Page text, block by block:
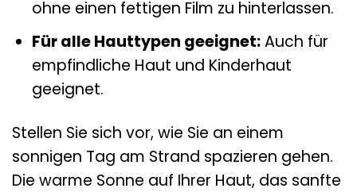
ohne einen fettigen Film zu hinterlassen.
Für alle Hauttypen geeignet:Auch für
empfindliche Haut und Kinderhaut
geeignet.
Stellen Sie sich vor, wie Sie an einem
sonnigen Tag am Strand spazieren gehen.
Die warme Sonne auf Ihrer Haut, das sanfte